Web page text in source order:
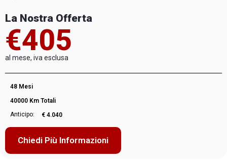
La Nostra Offerta
€405
al mese, iva esclusa
48 Mesi
40000 Km Totali
Anticipo:
€ 4.040
Chiedi Più Informazioni